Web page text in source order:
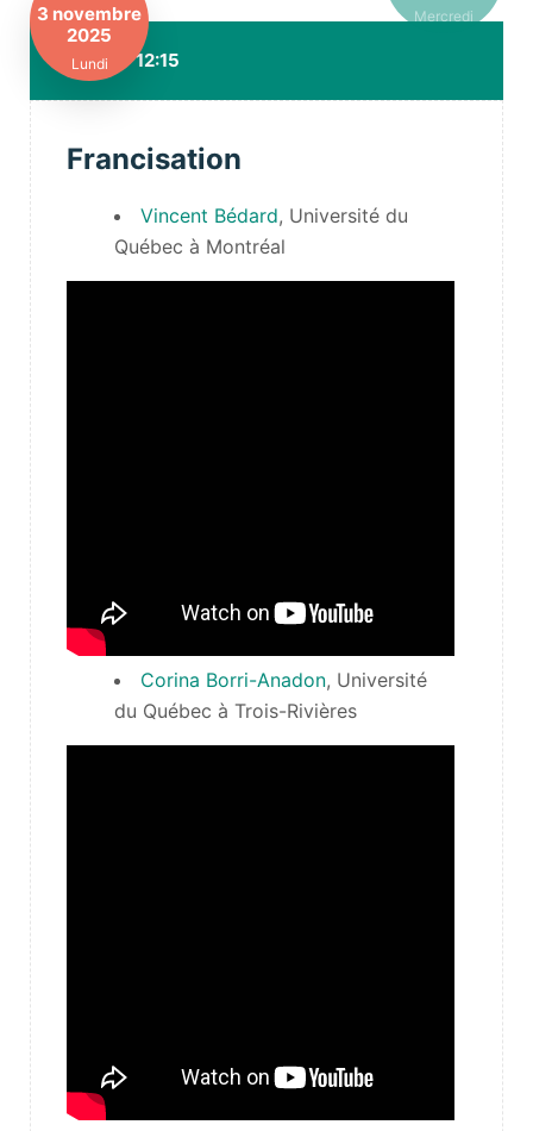
3 novembre
2025
Lundi
Mercredi
10:45 - 12:15
Francisation
Vincent Bédard, Université du
Québec à Montréal
Corina Borri-Anadon, Université
du Québec à Trois-Rivières